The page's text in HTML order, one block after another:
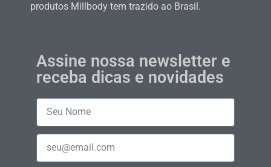
produtos Millbody tem trazido ao Brasil.
Assine nossa newsletter e
receba dicas e novidades